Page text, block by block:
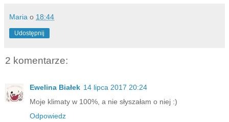
Maria o 18:44
Udostępnij
2 komentarze:
Ewelina Białek 14 lipca 2017 20:24
Moje klimaty w 100%, a nie słyszałam o niej :)
Odpowiedz